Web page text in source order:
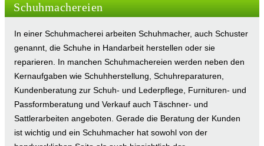
Schuhmachereien
In einer Schuhmacherei arbeiten Schuhmacher, auch Schuster
genannt, die Schuhe in Handarbeit herstellen oder sie
reparieren. In manchen Schuhmachereien werden neben den
Kernaufgaben wie Schuhherstellung, Schuhreparaturen,
Kundenberatung zur Schuh- und Lederpflege, Furnituren- und
Passformberatung und Verkauf auch Täschner- und
Sattlerarbeiten angeboten. Gerade die Beratung der Kunden
ist wichtig und ein Schuhmacher hat sowohl von der